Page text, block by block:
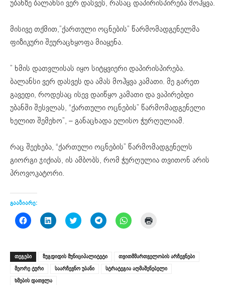
უბანზე ბალანსი ვერ დასვეს, რასაც დაპირისპირება მოჰყვა.
მისივე თქმით,”ქართული ოცნების” წარმომადგენელმა
ფიზიკური შეურაცხყოფა მიაყენა.
” ხმის დათვლისას იყო სიტყვიერი დაპირისპირება.
ბალანსი ვერ დასვეს და ამას მოჰყვა კამათი. მე გარეთ
გავედი, როდესაც ისევ დაიწყო კამათი და ვაპირებდი
უბანში შესვლას, “ქართული ოცნების” წარმომადგენელი
ხელით შემეხო”, – განაცხადა ელისო ჭურღულიამ.
რაც შეეხება, “ქართული ოცნების” წარმომადგენელს
გიორგი ჯიქიას, ის ამბობს, რომ ჭურღულია თვითონ არის
პროვოკატორი.
გააზიარე:
Click
to
(Opens
in
new
window)
Click
to
(Opens
in
new
window)
Click
to
(Opens
in
new
window)
Click
to
in
new
window)
Click
to
(Opens
in
new
window)
new
window)
ᲗᲔᲒᲔᲑᲘ ზუგდიდის მუნიციპალიტეტი
თვითმმართველობის არჩევნები
მეორე ტური
საარჩევნო უბანი
სტრატეგია აღმაშენებელი
ხმების დათვლა